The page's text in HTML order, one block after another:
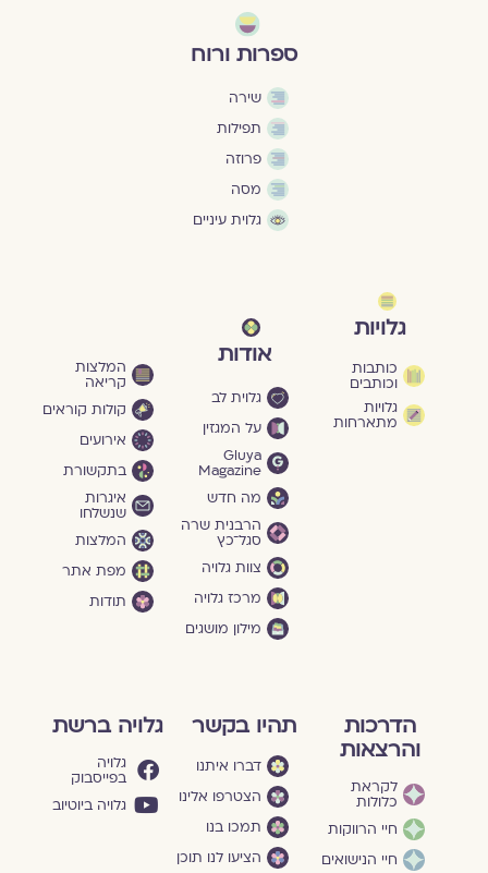
ספרות ורוח
שירה
תפילות
פרוזה
מסה
גלוית עיניים
גלויות
כותבות
וכותבים
גלויות
מתארחות
אודות
גלוית לב
על המגזין
Gluya
Magazine
מה חדש
הרבנית שרה
סגל־כץ
צוות גלויה
מרכז גלויה
מילון מושגים
המלצות
קריאה
קולות קוראים
אירועים
בתקשורת
איגרות
שנשלחו
המלצות
מפת אתר
תודות
הדרכות
והרצאות
לקראת
כלולות
חיי הרווקות
חיי הנישואים
תהיו בקשר
דברו איתנו
הצטרפו אלינו
תמכו בנו
הציעו לנו תוכן
גלויה ברשת
גלויה
בפייסבוק
גלויה ביוטיוב